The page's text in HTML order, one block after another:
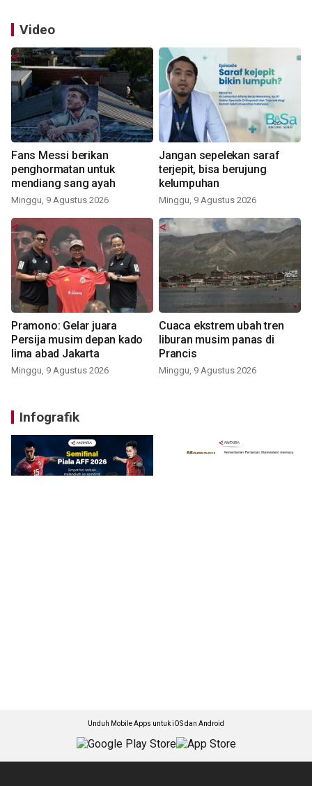
Video
Fans Messi berikan
penghormatan untuk
mendiang sang ayah
Minggu, 9 Agustus 2026
Jangan sepelekan saraf
terjepit, bisa berujung
kelumpuhan
Minggu, 9 Agustus 2026
Pramono: Gelar juara
Persija musim depan kado
lima abad Jakarta
Minggu, 9 Agustus 2026
Cuaca ekstrem ubah tren
liburan musim panas di
Prancis
Minggu, 9 Agustus 2026
Infografik
Unduh Mobile Apps untuk iOS dan Android